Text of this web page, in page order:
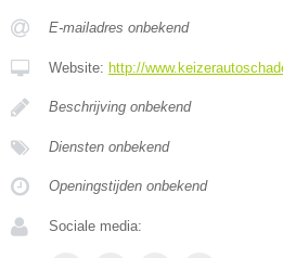
E-mailadres onbekend
Website: http://
Beschrijving onbekend
Diensten onbekend
Openingstijden onbekend
Sociale media: